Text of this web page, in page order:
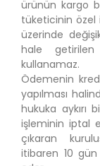
ürünün kargo
tüketicinin özel
üzerinde
hale
kullanamaz.
Ödemenin
yapılması
hukuka aykırı
işleminin iptal
çıkaran
itibaren 10